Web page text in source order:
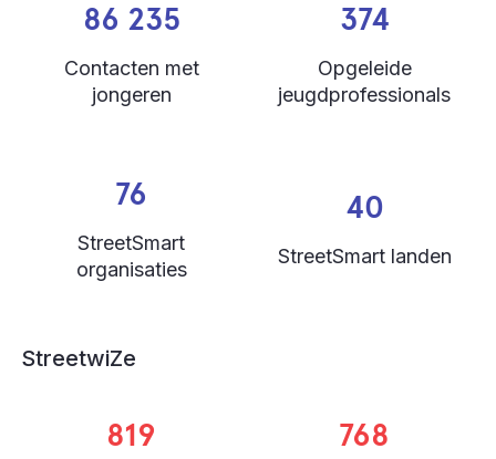
86 235
Contacten met
jongeren
374
Opgeleide
jeugdprofessionals
76
StreetSmart
organisaties
40
StreetSmart landen
StreetwiZe
819 768